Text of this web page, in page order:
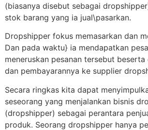
(biasanya disebut sebagai
stok barang yang ia jual\pasarkan.
Dropshipper fokus memasarkan dan
Dan pada waktu} ia mendapatkan
meneruskan pesanan tersebut
dan pembayarannya ke supplier
Secara ringkas kita dapat
seseorang yang menjalankan bisnis
(dropshipper) sebagai perantara
produk. Seorang dropshipper hanya